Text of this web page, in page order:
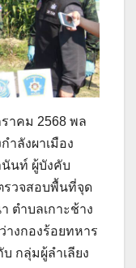
าคม 2568 พล
ำลังผาเมือง
นท์ ผู้บังคับ
รวจสอบพื้นที่จุด
ตำบลเกาะช้าง
างกองร้อยทหาร
กลุ่มผู้ลำเลียง